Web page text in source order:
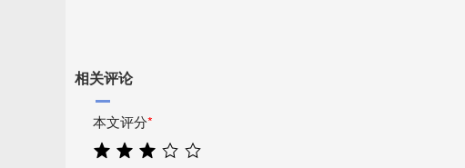
相关评论
本文评分*